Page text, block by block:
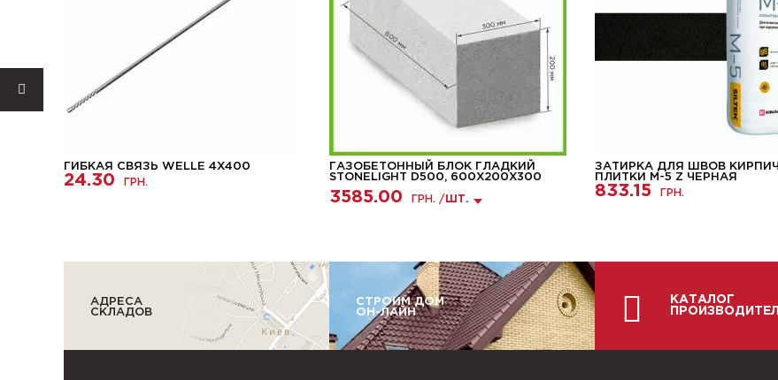
ГИБКАЯ СВЯЗЬ WELLE 4X400
24.30 ГРН.
ГАЗОБЕТОННЫЙ БЛОК ГЛАДКИЙ
STONELIGHT D500, 600Х200Х300
3585.00 ГРН. / ШТ.
ЗАТИРКА ДЛЯ ШВОВ
ПЛИТКИ М-5 Z ЧЕРНАЯ
833.15 ГРН.
АДРЕСА
СКЛАДОВ
СТРОИМ ДОМ
ОН-ЛАЙН
КАТАЛОГ